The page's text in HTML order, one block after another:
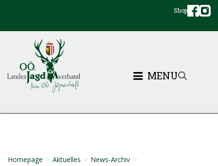
Shop
MENU
Homepage > Aktuelles > News-Archiv >